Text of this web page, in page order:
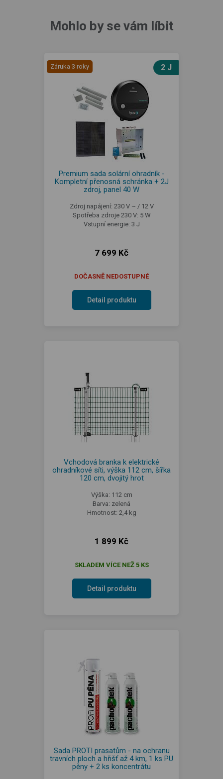
Mohlo by se vám líbit
Záruka 3 roky 2 J
Premium sada solární ohradník -
Kompletní přenosná schránka + 2J
zdroj, panel 40 W
Zdroj napájení: 230 V ~ / 12 V
Spotřeba zdroje 230 V: 5 W
Vstupní energie: 3 J
7 699 Kč
DOČASNĚ NEDOSTUPNÉ
Detail produktu
Vchodová branka k elektrické
ohradníkové síti, výška 112 cm, šířka
120 cm, dvojitý hrot
Výška: 112 cm
Barva: zelená
Hmotnost: 2,4 kg
1 899 Kč
SKLADEM VÍCE NEŽ 5 KS
Detail produktu
Sada PROTI prasatům - na ochranu
travních ploch a hřišť až 4 km, 1 ks PU
pěny + 2 ks koncentrátu